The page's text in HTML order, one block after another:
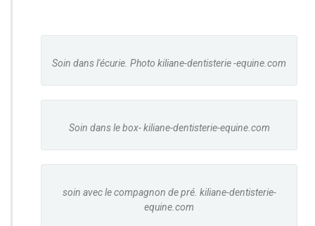
Soin dans l'écurie. Photo kiliane-dentisterie -equine.com
Soin dans le box- kiliane-dentisterie-equine.com
soin avec le compagnon de pré. kiliane-dentisterie-
equine.com